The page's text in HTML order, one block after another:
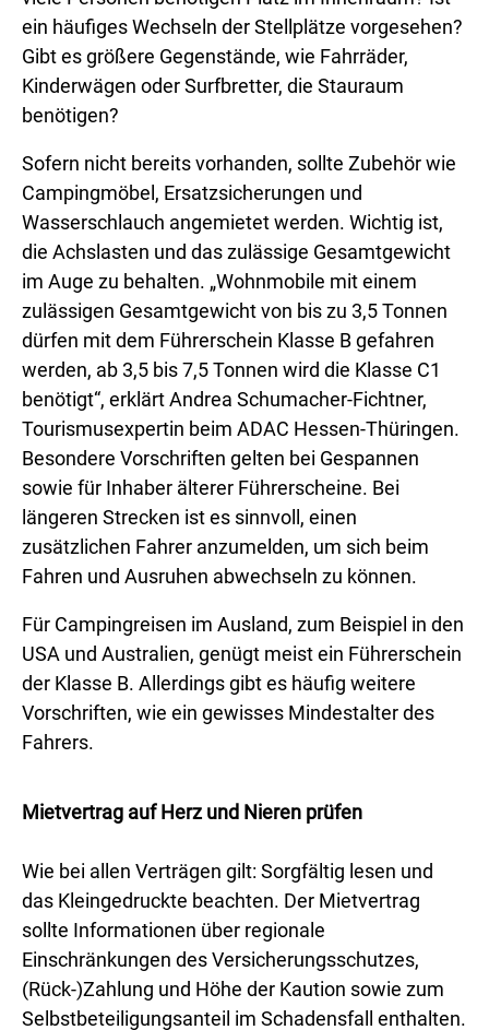
ein häufiges Wechseln der Stellplätze vorgesehen?
Gibt es größere Gegenstände, wie Fahrräder,
Kinderwägen oder Surfbretter, die Stauraum
benötigen?
Sofern nicht bereits vorhanden, sollte Zubehör wie
Campingmöbel, Ersatzsicherungen und
Wasserschlauch angemietet werden. Wichtig ist,
die Achslasten und das zulässige Gesamtgewicht
im Auge zu behalten. „Wohnmobile mit einem
zulässigen Gesamtgewicht von bis zu 3,5 Tonnen
dürfen mit dem Führerschein Klasse B gefahren
werden, ab 3,5 bis 7,5 Tonnen wird die Klasse C1
benötigt“, erklärt Andrea Schumacher-Fichtner,
Tourismusexpertin beim ADAC Hessen-Thüringen.
Besondere Vorschriften gelten bei Gespannen
sowie für Inhaber älterer Führerscheine. Bei
längeren Strecken ist es sinnvoll, einen
zusätzlichen Fahrer anzumelden, um sich beim
Fahren und Ausruhen abwechseln zu können.
Für Campingreisen im Ausland, zum Beispiel in den
USA und Australien, genügt meist ein Führerschein
der Klasse B. Allerdings gibt es häufig weitere
Vorschriften, wie ein gewisses Mindestalter des
Fahrers.
Mietvertrag auf Herz und Nieren prüfen
Wie bei allen Verträgen gilt: Sorgfältig lesen und
das Kleingedruckte beachten. Der Mietvertrag
sollte Informationen über regionale
Einschränkungen des Versicherungsschutzes,
(Rück-)Zahlung und Höhe der Kaution sowie zum
Selbstbeteiligungsanteil im Schadensfall enthalten.